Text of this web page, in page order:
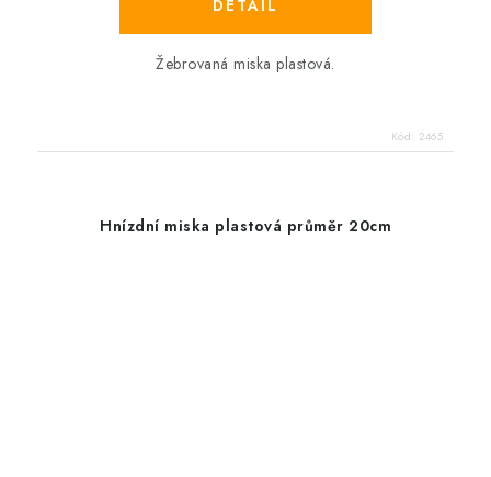
Žebrovaná miska plastová.
Kód: 2465
Hnízdní miska plastová průměr 20cm